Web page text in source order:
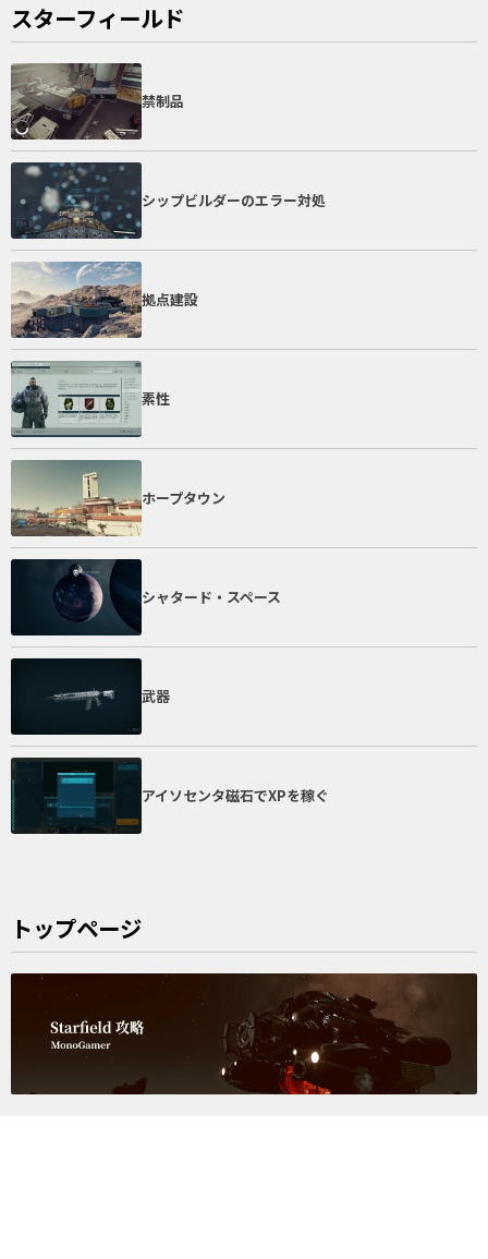
スターフィールド
禁制品
シップビルダーのエラー対処
拠点建設
素性
ホープタウン
シャタード・スペース
武器
アイソセンタ磁石でXPを稼ぐ
トップページ